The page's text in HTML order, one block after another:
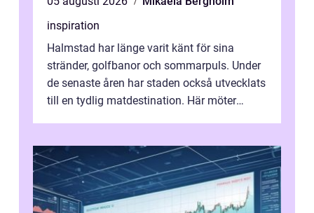
inspiration
Halmstad har länge varit känt för sina
stränder, golfbanor och sommarpuls. Under
de senaste åren har staden också utvecklats
till en tydlig matdestination. Här möter